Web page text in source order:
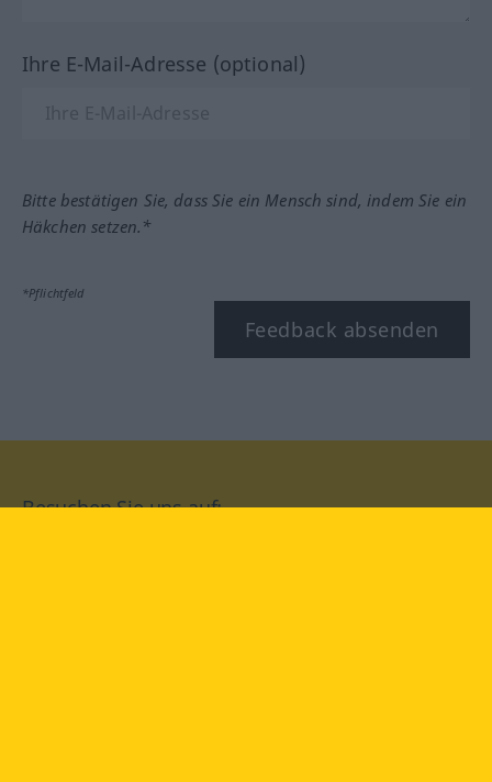
Ihre E-Mail-Adresse (optional)
Bitte bestätigen Sie, dass Sie ein Mensch sind, indem Sie ein
Häkchen setzen.*
*Pflichtfeld
Feedback absenden
Besuchen Sie uns auf: